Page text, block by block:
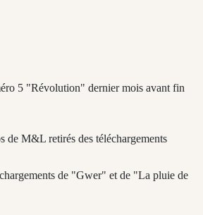
5 "Révolution" dernier mois avant fin
de M&L retirés des téléchargements
de "Gwer" et de "La pluie de